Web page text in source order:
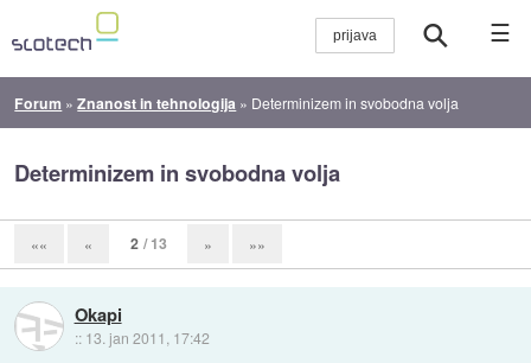
☰
Forum »Znanost in tehnologija » Determinizem in svobodna volja
Determinizem in svobodna volja
«« « 2 / 13 » »»
Okapi
:: 13. jan 2011, 17:42